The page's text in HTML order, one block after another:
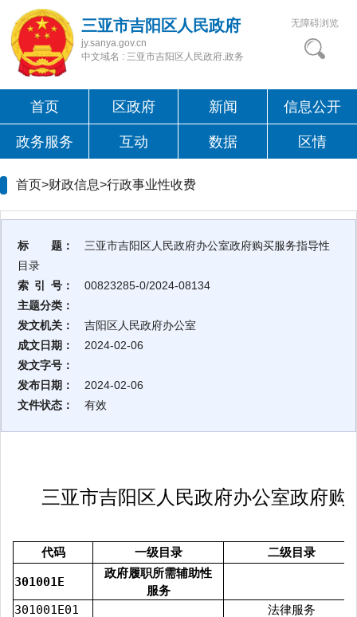
三亚市吉阳区人民政府
jy.sanya.gov.cn
中文域名 : 三亚市吉阳区人民政府.政务
无障碍浏览
首页 区政府 新闻 信息公开
政务服务 互动 数据 区情
首页>财政信息>行政事业性收费
标 题：
三亚市吉阳区人民政府办公室政府购买服务指导性
目录
索 引 号：
00823285-0/2024-08134
主题分类：
发文机关：
吉阳区人民政府办公室
成文日期：
2024-02-06
发文字号：
发布日期：
2024-02-06
文件状态：
有效
三亚市吉阳区人民政府办公室政府购
代码 一级目录 二级目录
301001E
政府履职所需辅助性
服务
301001E01
法律服务